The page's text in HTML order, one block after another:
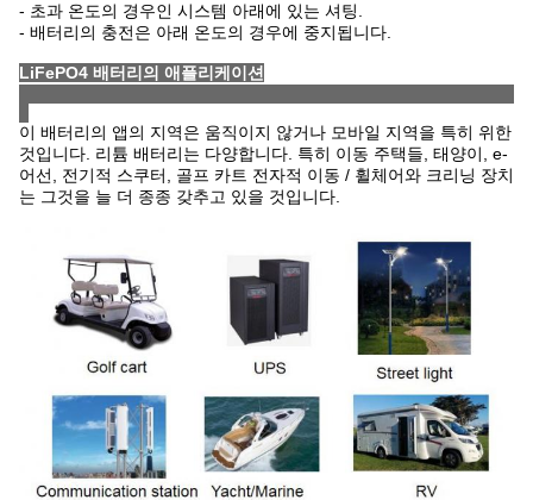
- 초과 온도의 경우인 시스템 아래에 있는 셔팅.
- 배터리의 충전은 아래 온도의 경우에 중지됩니다.
LiFePO4 배터리의 애플리케이션
이 배터리의 앱의 지역은 움직이지 않거나 모바일 지역을 특히 위한
것입니다. 리튬 배터리는 다양합니다. 특히 이동 주택들, 태양이, e-
어선, 전기적 스쿠터, 골프 카트 전자적 이동 / 휠체어와 크리닝 장치
는 그것을 늘 더 종종 갖추고 있을 것입니다.